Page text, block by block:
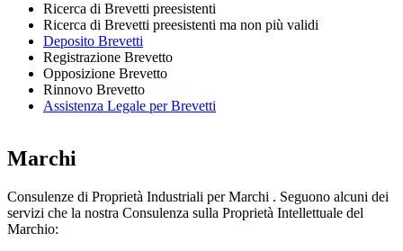
Ricerca di Brevetti preesistenti
Ricerca di Brevetti preesistenti ma non più validi
Deposito Brevetti
Registrazione Brevetto
Opposizione Brevetto
Rinnovo Brevetto
Assistenza Legale per Brevetti
Marchi
Consulenze di Proprietà Industriali per Marchi . Seguono alcuni dei
servizi che la nostra Consulenza sulla Proprietà Intellettuale del
Marchio: